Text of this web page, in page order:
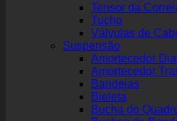
Tensor da
Tucho
Válvulas de
Suspensão
Amortecedor
Amortecedor
Bandejas
Bieleta
Bucha do